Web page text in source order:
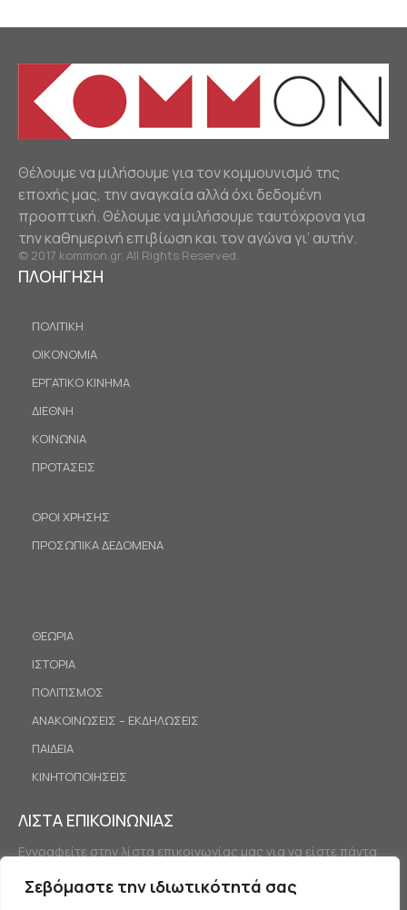
Σεβόμαστε την ιδιωτικότητά σας
Θέλουμε να μιλήσουμε για τον κομμουνισμό της
εποχής μας, την αναγκαία αλλά όχι δεδομένη
προοπτική. Θέλουμε να μιλήσουμε ταυτόχρονα για
την καθημερινή επιβίωση και τον αγώνα γι’ αυτήν.
© 2017 kommon.gr. All Rights Reserved.
ΠΛΟΗΓΗΣΗ
ΠΟΛΙΤΙΚΗ
ΟΙΚΟΝΟΜΙΑ
ΕΡΓΑΤΙΚΟ ΚΙΝΗΜΑ
ΔΙΕΘΝΗ
ΚΟΙΝΩΝΙΑ
ΠΡΟΤΑΣΕΙΣ
ΟΡΟΙ ΧΡΗΣΗΣ
ΠΡΟΣΩΠΙΚΑ ΔΕΔΟΜΕΝΑ
ΘΕΩΡΙΑ
ΙΣΤΟΡΙΑ
ΠΟΛΙΤΙΣΜΟΣ
ΑΝΑΚΟΙΝΩΣΕΙΣ – ΕΚΔΗΛΩΣΕΙΣ
ΠΑΙΔΕΙΑ
ΚΙΝΗΤΟΠΟΙΗΣΕΙΣ
ΛΙΣΤΑ ΕΠΙΚΟΙΝΩΝΙΑΣ
Εγγραφείτε στην λίστα επικοινωνίας μας για να είστε πάντα